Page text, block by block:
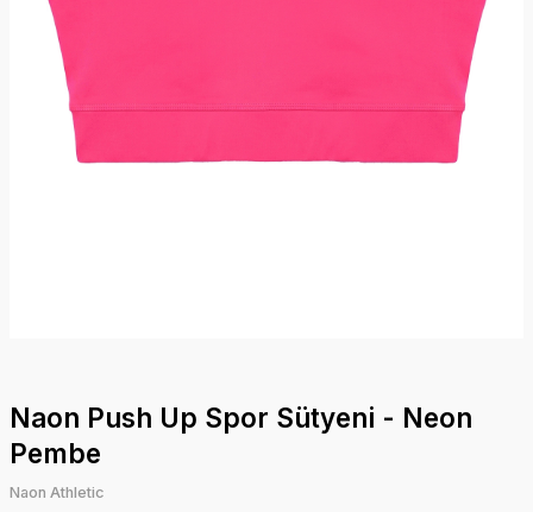
Naon Push Up Spor Sütyeni - Neon
Pembe
Naon Athletic